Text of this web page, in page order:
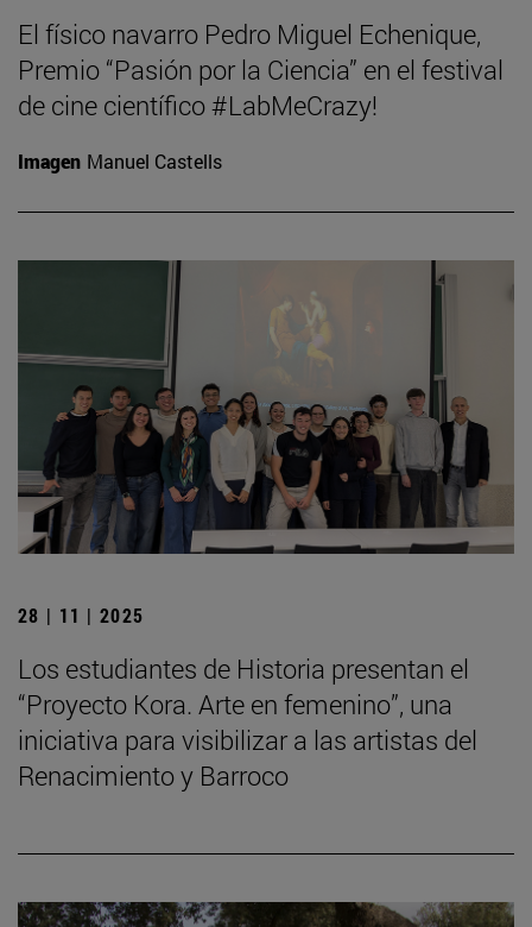
El físico navarro Pedro Miguel Echenique,
Premio “Pasión por la Ciencia” en el festival
de cine científico #LabMeCrazy!
Imagen Manuel Castells
28 | 11 | 2025
Los estudiantes de Historia presentan el
“Proyecto Kora. Arte en femenino”, una
iniciativa para visibilizar a las artistas del
Renacimiento y Barroco